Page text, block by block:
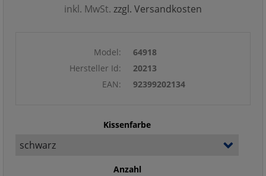
inkl. MwSt. zzgl. Versandkosten
Model:
64918
Hersteller Id:
20213
EAN:
92399202134
Kissenfarbe
Anzahl